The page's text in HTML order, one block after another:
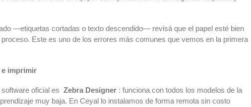
—etiquetas cortadas o texto descendido— revisá que el papel esté bien
Este es uno de los errores más comunes que vemos en la primera
e imprimir
oficial es Zebra Designer : funciona con todos los modelos de la
muy baja. En Ceyal lo instalamos de forma remota sin costo